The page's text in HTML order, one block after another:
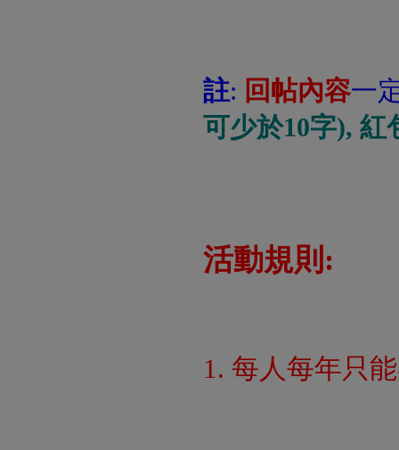
註: 回帖內容一
可少於10字), 紅
活動規則:
1. 每人每年只